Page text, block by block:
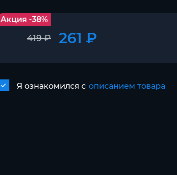
Акция -38%
419 ₽ 261 ₽
Я ознакомился с описанием товара